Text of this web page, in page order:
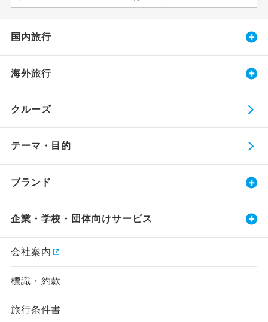
国内旅行
海外旅行
クルーズ
テーマ・目的
ブランド
企業・学校・団体向けサービス
会社案内
標識・約款
旅行条件書